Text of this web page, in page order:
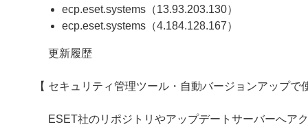
ecp.eset.systems（13.93.203.130）
ecp.eset.systems（4.184.128.167）
更新履歴
【 セキュリティ管理ツール・自動バージョンアップで
ESET社のリポジトリやアップデートサーバーへア